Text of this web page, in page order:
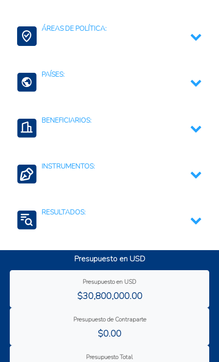
Agroalimentario (total)
ÁREAS DE POLÍTICA:
PAÍSES:
BENEFICIARIOS:
Cadena de valor
INSTRUMENTOS:
multilaterales o globales
RESULTADOS:
Competitividad comercial
Presupuesto en USD
Presupuesto en USD
$30,800,000.00
Presupuesto de Contraparte
$0.00
Presupuesto Total